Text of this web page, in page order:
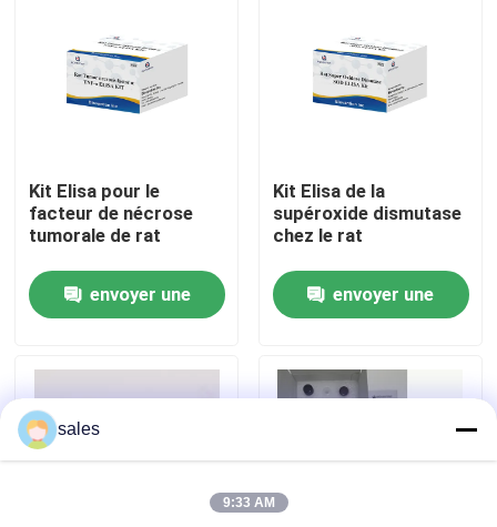
Visite de l'usine
Contactez-nous
Nouvelles
Cas
VR Show
Kit Elisa pour le
facteur de nécrose
tumorale de rat
envoyer une
Kit Elisa de la
supéroxide dismutase
chez le rat
envoyer une
sales
9:33 AM